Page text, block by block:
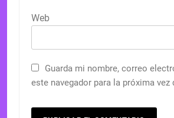
Web
Guarda mi nombre, correo
este navegador para la próxima vez